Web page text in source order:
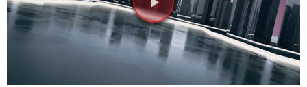
Videoyu
Oynat